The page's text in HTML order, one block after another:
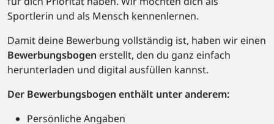
Sportlerin und als Mensch kennenlernen.
Damit deine Bewerbung vollständig ist, haben wir einen
Bewerbungsbogen erstellt, den du ganz einfach
herunterladen und digital ausfüllen kannst.
Der Bewerbungsbogen enthält unter anderem:
Persönliche Angaben